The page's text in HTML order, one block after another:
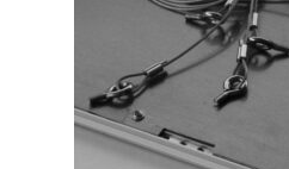
► ZAHLARTEN
► VERSANDARTEN